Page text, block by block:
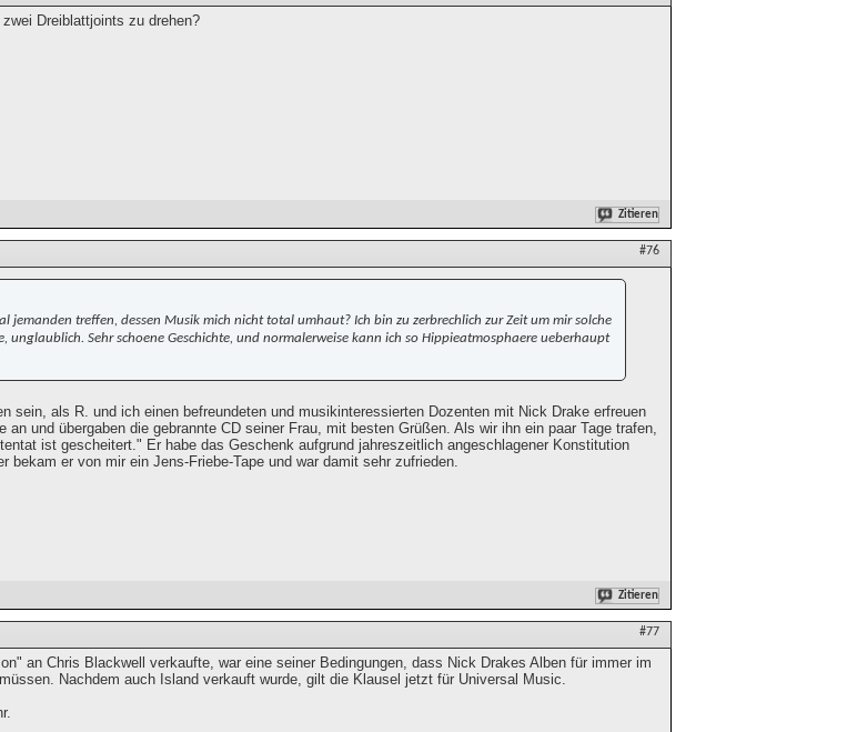
Dreiblattjoints zu drehen?
Zitieren
#76
jemanden treffen, dessen Musik mich nicht total umhaut? Ich bin zu zerbrechlich zur Zeit um mir solche
unglaublich. Sehr schoene Geschichte, und normalerweise kann ich so Hippieatmosphaere ueberhaupt
sein, als R. und ich einen befreundeten und musikinteressierten Dozenten mit Nick Drake erfreuen
an und übergaben die gebrannte CD seiner Frau, mit besten Grüßen. Als wir ihn ein paar Tage trafen,
ist gescheitert." Er habe das Geschenk aufgrund jahreszeitlich angeschlagener Konstitution
bekam er von mir ein Jens-Friebe-Tape und war damit sehr zufrieden.
Zitieren
#77
an Chris Blackwell verkaufte, war eine seiner Bedingungen, dass Nick Drakes Alben für immer im
Nachdem auch Island verkauft wurde, gilt die Klausel jetzt für Universal Music.